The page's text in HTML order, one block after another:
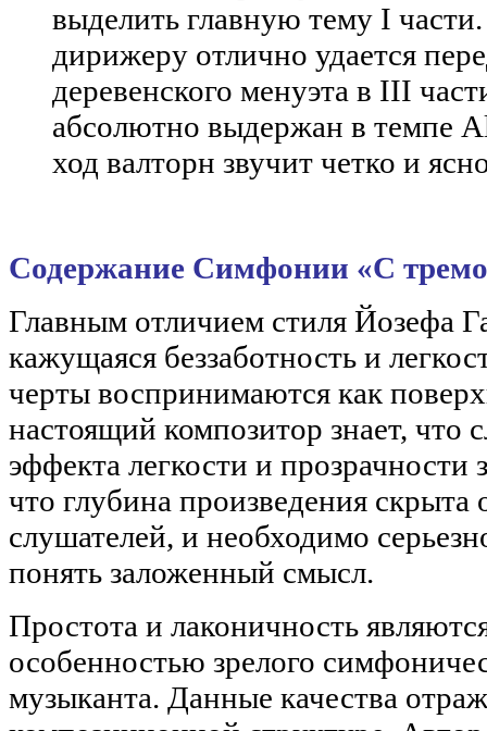
выделить главную тему I
дирижеру отлично удается
деревенского менуэта в III
абсолютно выдержан в темпе
ход валторн звучит четко и
Содержание Симфонии «С
Главным отличием стиля Йозефа
кажущаяся беззаботность и
черты воспринимаются как
настоящий композитор знает, что
эффекта легкости и прозрачности
что глубина произведения скрыта
слушателей, и необходимо
понять заложенный смысл.
Простота и лаконичность
особенностью зрелого
музыканта. Данные качества